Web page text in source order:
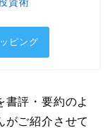
ピング
書評・要約のよ
がご紹介させて